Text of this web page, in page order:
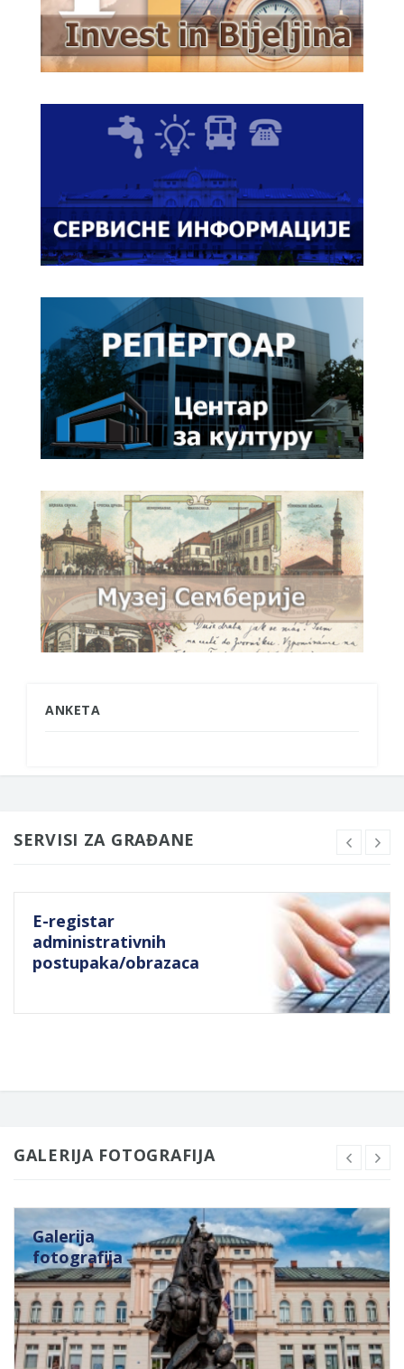
ANKETA
SERVISI ZA GRAĐANE
E-registar
administrativnih
postupaka/obrazaca
GALERIJA FOTOGRAFIJA
Galerija
fotografija